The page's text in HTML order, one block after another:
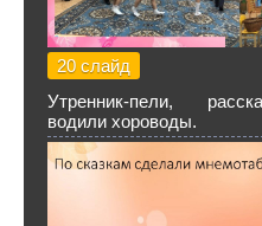
20 слайд
Утренник-пели,
водили хороводы.